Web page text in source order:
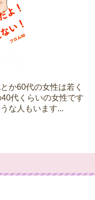
か60代の女性は若く
代くらいの女性です
な人もいます...